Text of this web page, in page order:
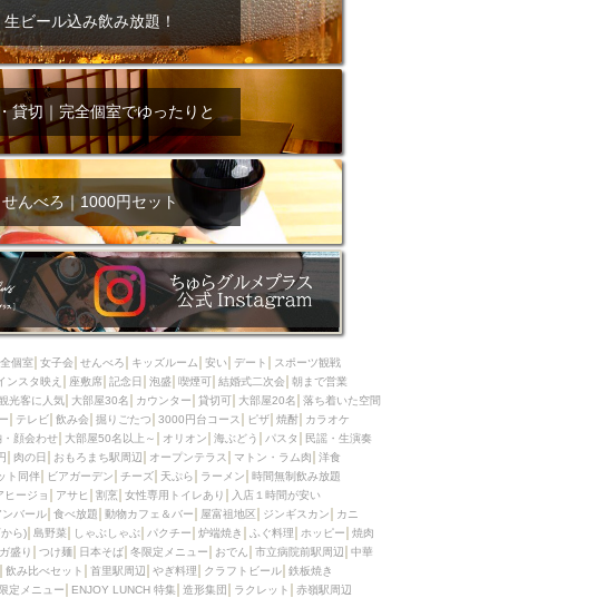
スイーツ
結納・顔会わせ
一杯
店内全面禁煙
栄橋駅周辺
マトン・ラム肉
洋食
夜12時以降入店可
サプライズ
天ぷら
時間無制飲み放題
5000円以上コース 地中海料理
鍋
イレあり
入店１時間が安い
ィ（給料日）
野菜巻き串
屋富祖地区
ジンギスカン
簀 獺祭 イタリアン
古島駅周辺
パクチー 炉端焼き
ふぐ料理
SEA
バイキング（ビュッフェ）
本そば 冬限定メニュー
おでん
ムフライデー
牛串焼き
ット 首里駅周辺
やぎ料理
奥武山公園駅周辺
小禄駅周辺
ENJOY LUNCH 特集
造形集団
生ビール込み飲み放題！
貸切｜完全個室でゆったりと
せんべろ｜1000円セット
個室 女子会 せんべろ キッズルーム 安い デート
スポーツ観戦
ンスタ映え 座敷席 記念日 泡盛 喫煙可 結婚式二次会 朝まで営業
光客に人気 大部屋30名 カウンター 貸切可 大部屋20名
落ち着いた空間
テレビ 飲み会 掘りごたつ 3000円台コース ピザ 焼酎
カラオケ
・顔会わせ 大部屋50名以上～ オリオン 海ぶどう パスタ
民謡・生演奏
肉の日 おもろまち駅周辺 オープンテラス マトン・ラム肉
洋食
ト同伴 ビアガーデン チーズ 天ぷら ラーメン
時間無制飲み放題
ヒージョ アサヒ 割烹 女性専用トイレあり
入店１時間が安い
ンバール 食べ放題 動物カフェ＆バー 屋富祖地区 ジンギスカン
カニ
ら) 島野菜 しゃぶしゃぶ パクチー 炉端焼き ふぐ料理 ホッピー
焼肉
盛り つけ麺 日本そば 冬限定メニュー おでん 市立病院前駅周辺
中華
飲み比べセット 首里駅周辺 やぎ料理 クラフトビール 鉄板焼き
定メニュー ENJOY LUNCH 特集 造形集団 ラクレット 赤嶺駅周辺